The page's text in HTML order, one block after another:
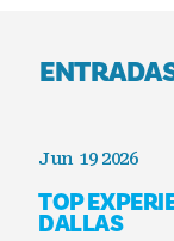
Jun 19 2026
TOP
DALLAS